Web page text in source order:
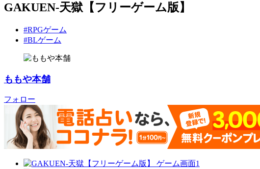
GAKUEN-天獄【フリーゲーム版】
#RPGゲーム
#BLゲーム
ももや本舗
フォロー